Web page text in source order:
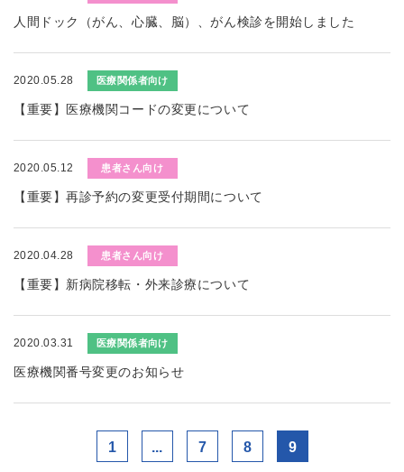
人間ドック（がん、心臓、脳）、がん検診を開始しました
2020.05.28 医療関係者向け
【重要】医療機関コードの変更について
2020.05.12 患者さん向け
【重要】再診予約の変更受付期間について
2020.04.28 患者さん向け
【重要】新病院移転・外来診療について
2020.03.31 医療関係者向け
医療機関番号変更のお知らせ
1 ... 7 8 9